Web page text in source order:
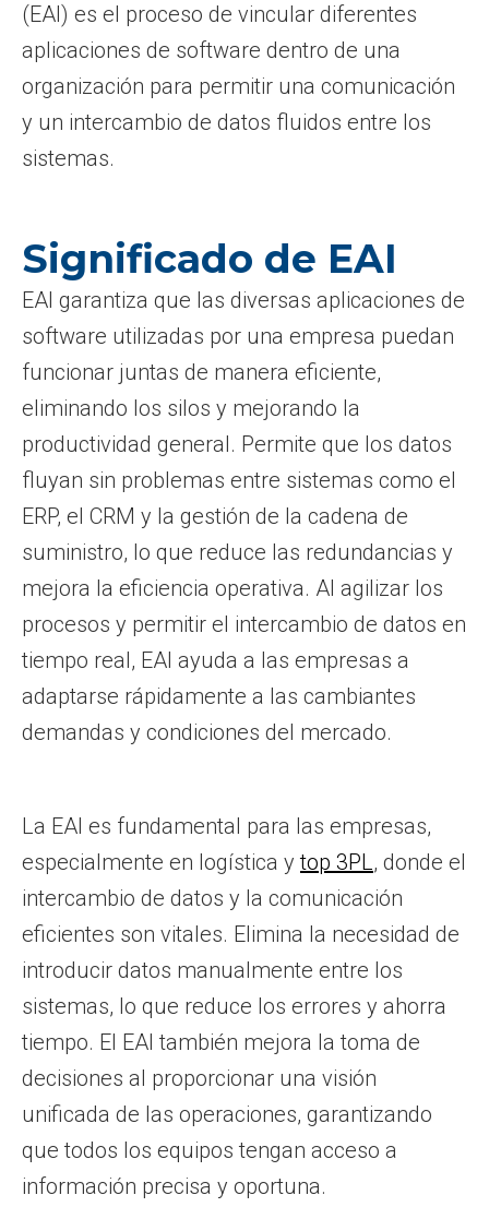
(EAI) es el proceso de vincular diferentes
aplicaciones de software dentro de una
organización para permitir una comunicación
y un intercambio de datos fluidos entre los
sistemas.
Significado de EAI
EAI garantiza que las diversas aplicaciones de
software utilizadas por una empresa puedan
funcionar juntas de manera eficiente,
eliminando los silos y mejorando la
productividad general. Permite que los datos
fluyan sin problemas entre sistemas como el
ERP, el CRM y la gestión de la cadena de
suministro, lo que reduce las redundancias y
mejora la eficiencia operativa. Al agilizar los
procesos y permitir el intercambio de datos en
tiempo real, EAI ayuda a las empresas a
adaptarse rápidamente a las cambiantes
demandas y condiciones del mercado.
La EAI es fundamental para las empresas,
especialmente en logística ytop 3PL, donde el
intercambio de datos y la comunicación
eficientes son vitales. Elimina la necesidad de
introducir datos manualmente entre los
sistemas, lo que reduce los errores y ahorra
tiempo. El EAI también mejora la toma de
decisiones al proporcionar una visión
unificada de las operaciones, garantizando
que todos los equipos tengan acceso a
información precisa y oportuna.